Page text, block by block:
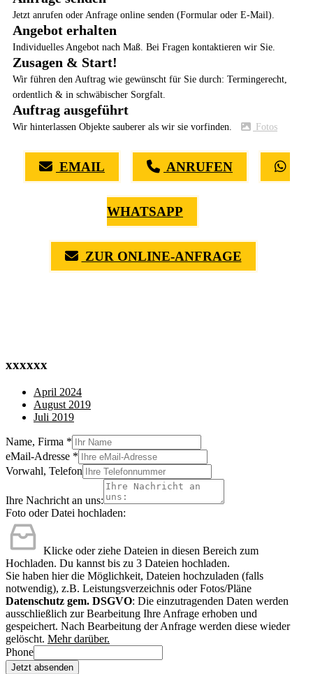
Jetzt anrufen oder Anfrage online senden (Formular oder E-Mail).
Angebot erhalten
Individuelles Angebot nach Maß. Bei Fragen kontaktieren wir Sie.
Zusagen & Start!
Wir führen den Auftrag wie gewünscht für Sie durch: Termingerecht,
ordentlich & in schwäbischer Sorgfalt.
Auftrag ausgeführt
Wir hinterlassen Objekte sauberer als wir sie vorfinden. Fotos
EMAIL ANRUFEN
WHATSAPP
ZUR ONLINE-ANFRAGE
xxxxxx
April 2024
August 2019
Juli 2019
Name, Firma *
eMail-Adresse *
Vorwahl, Telefon
Ihre Nachricht an uns:
Foto oder Datei hochladen:
Klicke oder ziehe Dateien in diesen Bereich zum
Hochladen. Du kannst bis zu 3 Dateien hochladen.
Sie haben hier die Möglichkeit, Dateien hochzuladen (falls
notwendig), z.B. Leistungsverzeichnis oder Fotos/Pläne
Datenschutz gem. DSGVO: Die einzutragenden Daten werden
ausschließlich zur Bearbeitung Ihre Anfrage erhoben und
gespeichert. Nach Bearbeitung der Anfrage werden diese wieder
gelöscht. Mehr darüber.
Phone
Jetzt absenden